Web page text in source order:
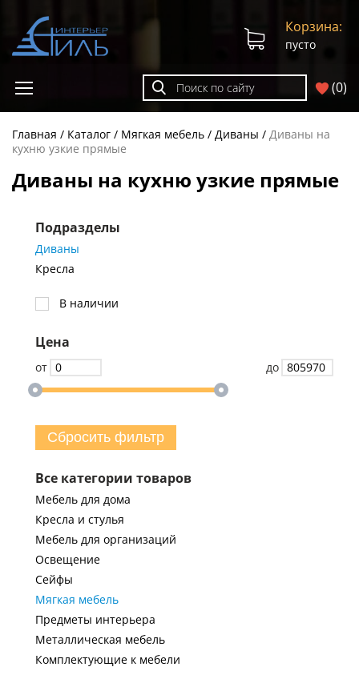
(0)
Корзина:
пусто
Главная Каталог Мягкая мебель Диваны
Диваны на
кухню узкие прямые
Диваны на кухню узкие прямые
Подразделы
Диваны
Кресла
В наличии
Цена
от до
Сбросить фильтр
Все категории товаров
Мебель для дома
Кресла и стулья
Мебель для организаций
Освещение
Сейфы
Мягкая мебель
Предметы интерьера
Металлическая мебель
Комплектующие к мебели